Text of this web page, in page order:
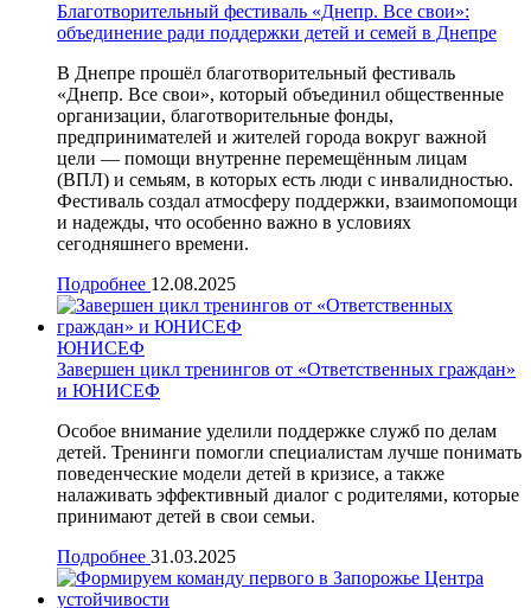
Благотворительный фестиваль «Днепр. Все свои»:
объединение ради поддержки детей и семей в Днепре
В Днепре прошёл благотворительный фестиваль
«Днепр. Все свои», который объединил общественные
организации, благотворительные фонды,
предпринимателей и жителей города вокруг важной
цели — помощи внутренне перемещённым лицам
(ВПЛ) и семьям, в которых есть люди с инвалидностью.
Фестиваль создал атмосферу поддержки, взаимопомощи
и надежды, что особенно важно в условиях
сегодняшнего времени.
Подробнее 12.08.2025
ЮНИСЕФ
Завершен цикл тренингов от «Ответственных граждан»
и ЮНИСЕФ
Особое внимание уделили поддержке служб по делам
детей. Тренинги помогли специалистам лучше понимать
поведенческие модели детей в кризисе, а также
налаживать эффективный диалог с родителями, которые
принимают детей в свои семьи.
Подробнее 31.03.2025